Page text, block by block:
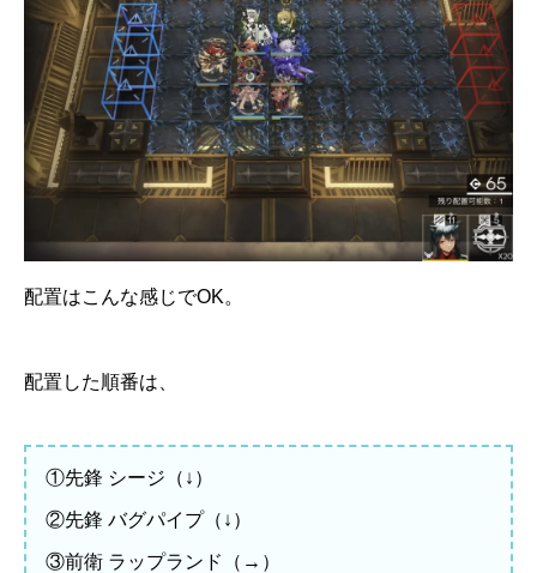
配置はこんな感じでOK。
配置した順番は、
①先鋒 シージ（↓）
②先鋒 バグパイプ（↓）
③前衛 ラップランド（→）